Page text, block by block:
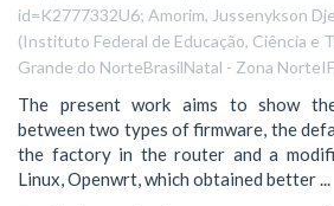
id=K2777332U6; Amorim, Jussenykson
(Instituto Federal de Educação, Ciência e
Grande do NorteBrasilNatal - Zona
The present work aims to show
between two types of firmware, the
the factory in the router and a
Linux, Openwrt, which obtained better ...